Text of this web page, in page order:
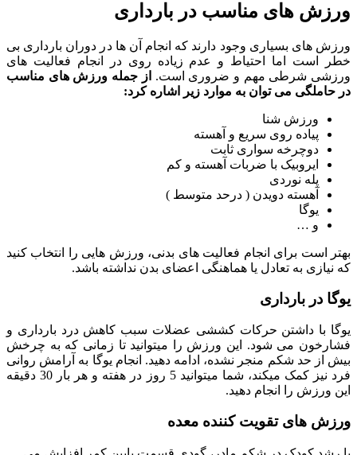
ورزش های مناسب در بارداری
ورزش های بسیاری وجود دارند که انجام آن ها در دوران بارداری بی
خطر است اما احتیاط و عدم زیاده روی در انجام فعالیت های
ورزشی شرطی مهم و ضروری است. از جمله ورزش های مناسب
در حاملگی می توان به موارد زیر اشاره کرد:
ورزش شنا
پیاده روی سریع و آهسته
دوچرخه سواری ثابت
ایروبیک با ضربات آهسته و کم
پله نوردی
آهسته دویدن ( درحد متوسط )
یوگا
و …
بهتر است برای انجام فعالیت های بدنی، ورزش هایی را انتخاب کنید
که نیازی به تعادل یا هماهنگی اعضای بدن نداشته باشد.
یوگا در بارداری
یوگا با داشتن حرکات کششی عضلات سبب کاهش درد بارداری و
فشارخون می شود. این ورزش را میتوانید تا زمانی که به چرخش
بیش از حد شکم منجر نشده، ادامه دهید. انجام یوگا به آرامش روانی
فرد نیز کمک میکند، شما میتوانید 5 روز در هفته و هر بار 30 دقیقه
این ورزش را انجام دهید.
ورزش های تقویت کننده معده